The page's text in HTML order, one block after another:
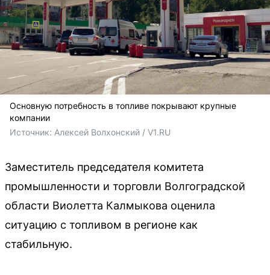
Основную потребность в топливе покрывают крупные
компании
Источник: Алексей Волхонский / V1.RU
Заместитель председателя комитета
промышленности и торговли Волгоградской
области Виолетта Калмыкова оценила
ситуацию с топливом в регионе как
стабильную.